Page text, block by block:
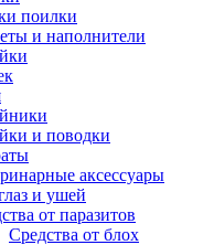
поилки
и наполнители
и поводки
аксессуары
и ушей
от паразитов
Средства от блох